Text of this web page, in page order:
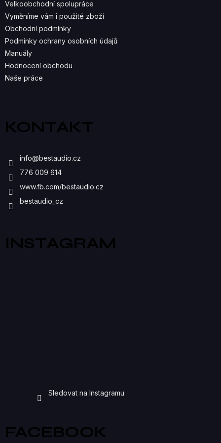
R
V
Velkoobchodní spolupráce
Vyměníme vám i použité zboží
Obchodní podmínky
Podmínky ochrany osobních údajů
Manuály
Hodnocení obchodu
Naše práce
KONTAKT
info@bestaudio.cz
776 009 614
www.fb.com/bestaudio.cz
bestaudio_cz
INSTAGRAM
Sledovat na Instagramu
FACEBOOK